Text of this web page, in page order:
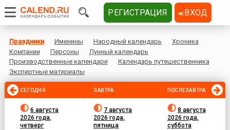
Праздники Именины Народный календарь
Хроника
Компании
Персоны
Лунный календарь
Производственные календари
Календарь путешественника
Экспертные материалы
СЕГОДНЯ
6 августа
2026 года,
четверг
ЗАВТРА
7 августа
2026 года,
пятница
ПОСЛЕЗАВТРА
8 августа
2026 года,
суббота
РЕГИСТРАЦИЯ ВХОД